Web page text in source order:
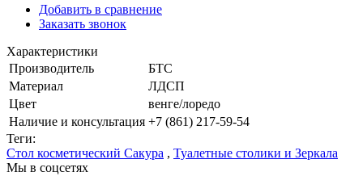
Добавить в сравнение
Заказать звонок
Характеристики
Производитель
БТС
Материал
ЛДСП
Цвет
венге/лоредо
Наличие и консультация +7 (861) 217-59-54
Теги:
Стол косметический Сакура , Туалетные столики и Зеркала
Мы в соцсетях